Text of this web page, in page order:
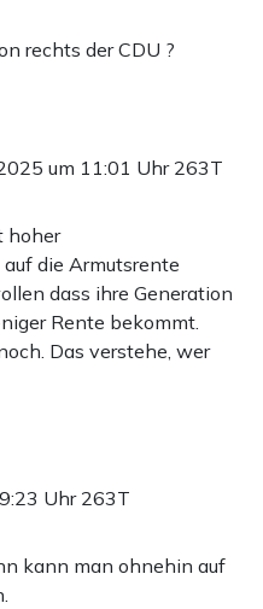
rechts der CDU ?
um 11:01 Uhr 263T
hoher
die Armutsrente
dass ihre Generation
Rente bekommt.
Das verstehe, wer
Uhr 263T
kann man ohnehin auf